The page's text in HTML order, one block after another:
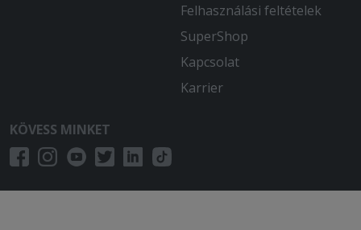
Felhasználási feltételek
SuperShop
Kapcsolat
Karrier
KÖVESS MINKET